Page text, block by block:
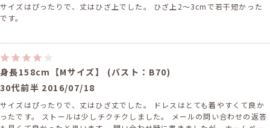
サイズはぴったりで、丈はひざ上でした。 ひざ上2～3cmで若干短かった
です。
身長158cm【Mサイズ】 (バスト：B70)
30代前半 2016/07/18
サイズはぴったりで、丈はひざ丈でした。 ドレスはとても着やすくて良か
ったです。 ストールは少しチクチクしました。 メールの問い合わせの返答